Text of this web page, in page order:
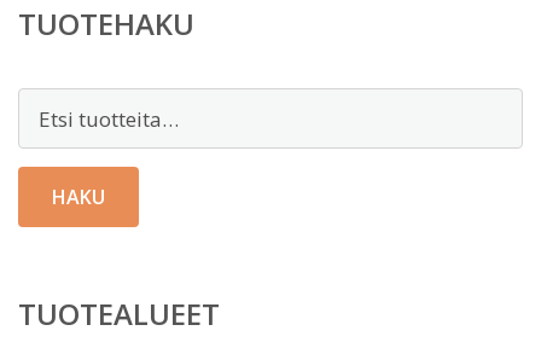
TUOTEHAKU
HAKU
TUOTEALUEET